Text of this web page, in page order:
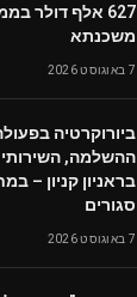
627 אלף דולר
משכנתא
7 באוגוסט 2026
ביורוקרטיה
ההשלמה,
בראניון קניון –
סגורים
7 באוגוסט 2026